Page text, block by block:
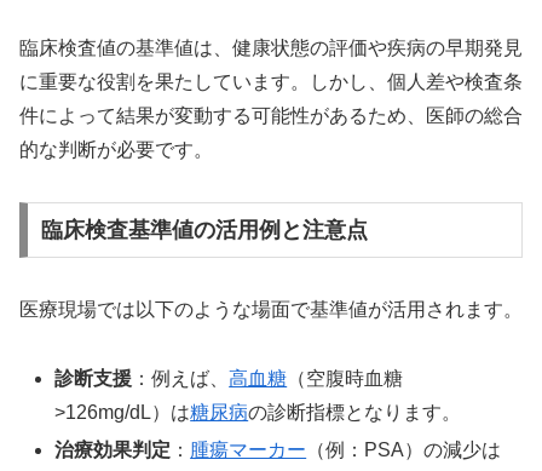
臨床検査値の基準値は、健康状態の評価や疾病の早期発見
に重要な役割を果たしています。しかし、個人差や検査条
件によって結果が変動する可能性があるため、医師の総合
的な判断が必要です。
臨床検査基準値の活用例と注意点
医療現場では以下のような場面で基準値が活用されます。
診断支援 ：例えば、高血糖 （空腹時血糖
>126mg/dL）は糖尿病の診断指標となります。
治療効果判定 ： 腫瘍マーカー （例：PSA）の減少は